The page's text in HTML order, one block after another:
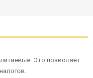
литиевые. Это позволяет